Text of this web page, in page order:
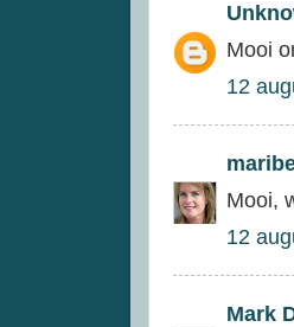
Mooi
12
Mooi,
12
Mark